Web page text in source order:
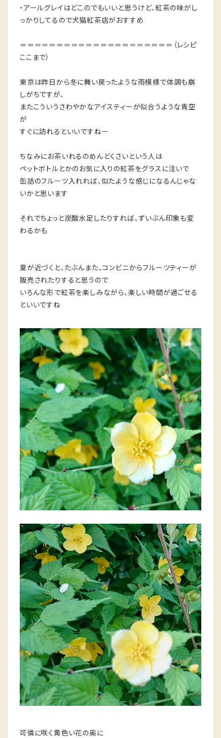
・アールグレイはどこのでもいいと思うけど、紅茶の味がし
っかりしてるので犬猫紅茶店がおすすめ
＝＝＝＝＝＝＝＝＝＝＝＝＝＝＝＝＝＝＝＝＝（レシピ
ここまで）
東京は昨日から冬に舞い戻ったような雨模様で体調も崩
しがちですが、
またこういうさわやかなアイスティーが似合うような青空
が
すぐに訪れるといいですねー
ちなみにお茶いれるのめんどくさいという人は
ペットボトルとかのお気に入りの紅茶をグラスに注いで
缶詰のフルーツ入れれば、似たような感じになるんじゃな
いかと思います
それでちょっと炭酸水足したりすれば、ずいぶん印象も変
わるかも
夏が近づくと、たぶんまた、コンビニからフルーツティーが
販売されたりすると思うので
いろんな形で紅茶を楽しみながら、楽しい時間が過ごせる
といいですね
可憐に咲く黄色い花の奥に